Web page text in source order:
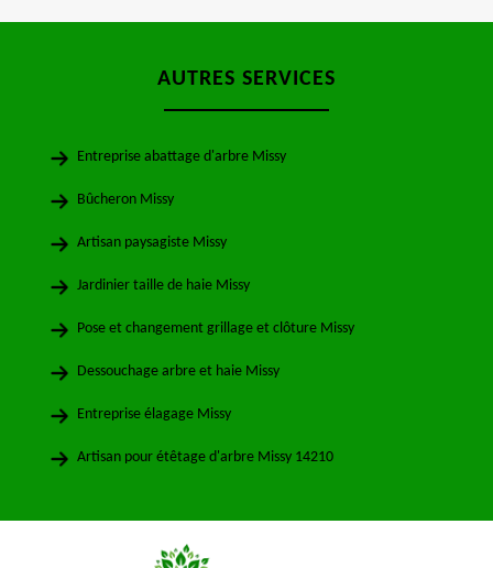
AUTRES SERVICES
Entreprise abattage d'arbre Missy
Bûcheron Missy
Artisan paysagiste Missy
Jardinier taille de haie Missy
Pose et changement grillage et clôture Missy
Dessouchage arbre et haie Missy
Entreprise élagage Missy
Artisan pour étêtage d'arbre Missy 14210